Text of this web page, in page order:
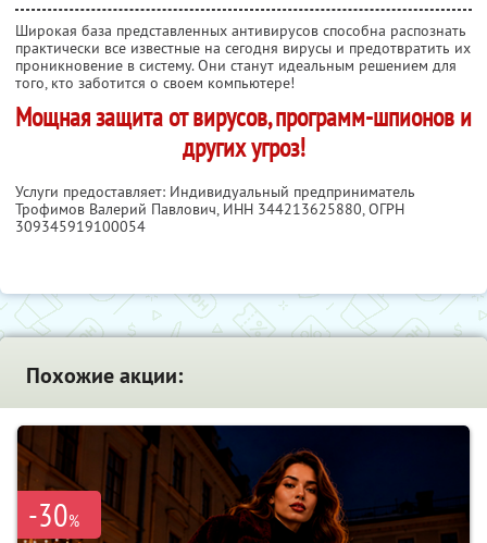
Широкая база представленных антивирусов способна распознать
практически все известные на сегодня вирусы и предотвратить их
проникновение в систему. Они станут идеальным решением для
того, кто заботится о своем компьютере!
Мощная защита от вирусов, программ-шпионов и
других угроз!
Услуги предоставляет: Индивидуальный предприниматель
Трофимов Валерий Павлович, ИНН 344213625880, ОГРН
309345919100054
Похожие акции:
-30%